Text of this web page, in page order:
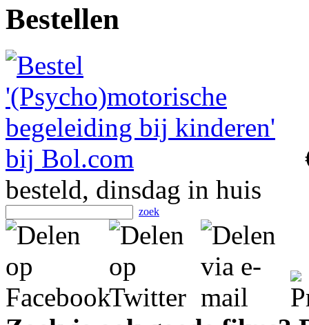
Bestellen
besteld, dinsdag in huis
zoek